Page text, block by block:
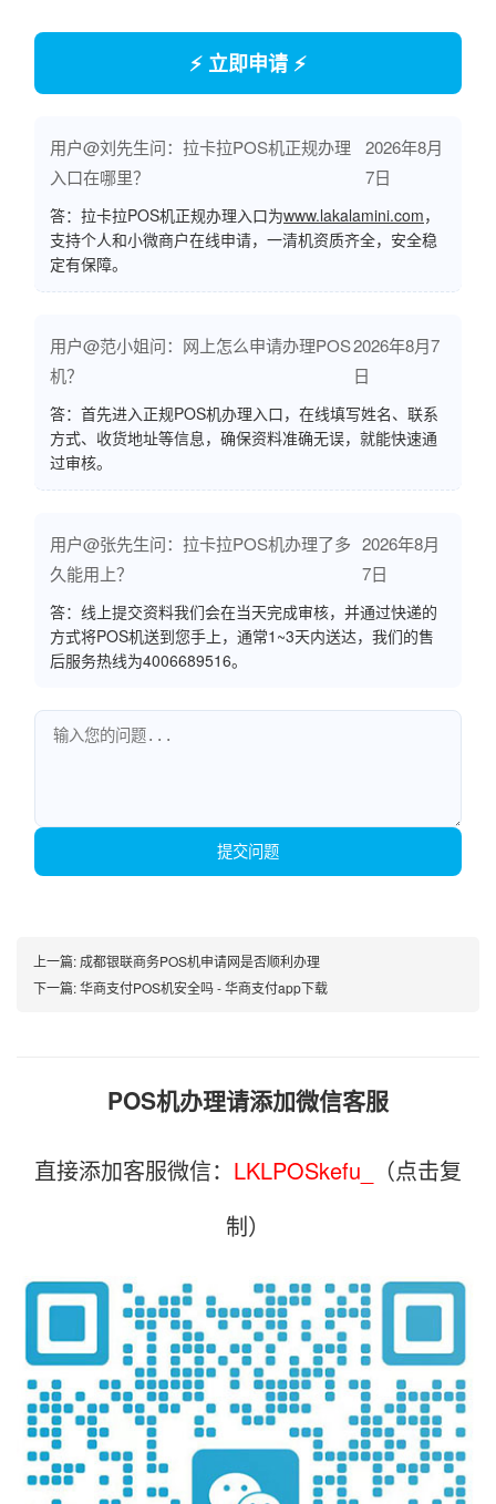
⚡ 立即申请 ⚡
用户@刘先生问：拉卡拉POS机正规办理
入口在哪里？
2026年8月
7日
答：拉卡拉POS机正规办理入口为www.lakalamini.com，
支持个人和小微商户在线申请，一清机资质齐全，安全稳
定有保障。
用户@范小姐问：网上怎么申请办理POS
机？
2026年8月7
日
答：首先进入正规POS机办理入口，在线填写姓名、联系
方式、收货地址等信息，确保资料准确无误，就能快速通
过审核。
用户@张先生问：拉卡拉POS机办理了多
久能用上？
2026年8月
7日
答：线上提交资料我们会在当天完成审核，并通过快递的
方式将POS机送到您手上，通常1~3天内送达，我们的售
后服务热线为4006689516。
提交问题
上一篇: 成都银联商务POS机申请网是否顺利办理
下一篇:华商支付POS机安全吗 - 华商支付app下载
POS机办理请添加微信客服
直接添加客服微信： LKLPOSkefu_
（点击复
制）